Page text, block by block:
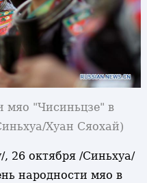
мяо "Чисиньцзе" в
Хуан Сяохай)
26 октября /Синьхуа/
народности мяо в